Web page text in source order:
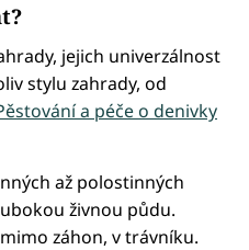
jejich univerzálnost
stylu zahrady, od
a péče o denivky
až polostinných
živnou půdu.
záhon, v trávníku.